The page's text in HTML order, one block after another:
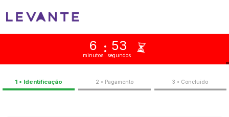
6
minutos
: 53
segundos
1 • Identificação 2 • Pagamento 3 •